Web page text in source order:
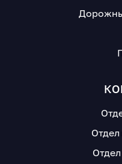
Отдел